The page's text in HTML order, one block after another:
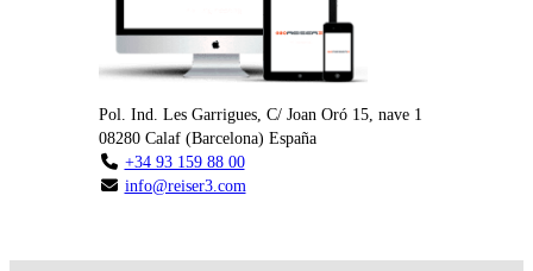
Pol. Ind. Les Garrigues, C/ Joan Oró 15, nave 1
08280 Calaf (Barcelona) España
+34 93 159 88 00
info@reiser3.com